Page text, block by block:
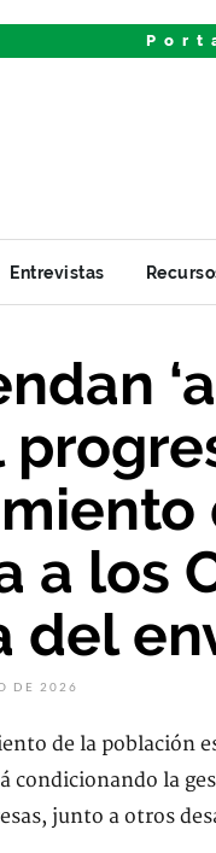
Entrevistas
a los
del
DE 2026
de la población
condicionando la
junto a otros